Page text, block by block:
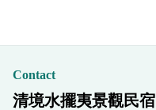
Contact
清境水擺夷景觀民宿